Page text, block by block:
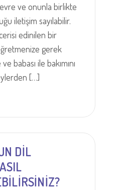
çevre ve onunla birlikte
iletişim sayılabilir.
edinilen bir
gerek
babası ile bakımını
[…]
DİL